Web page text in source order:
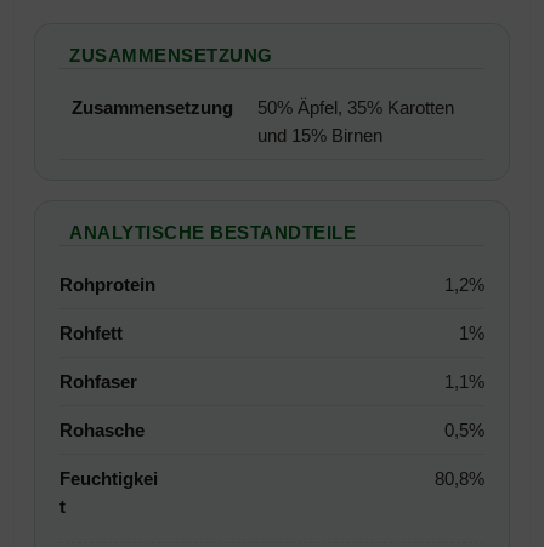
ZUSAMMENSETZUNG
Zusammensetzung
50% Äpfel, 35% Karotten
und 15% Birnen
ANALYTISCHE BESTANDTEILE
Rohprotein 1,2%
Rohfett 1%
Rohfaser 1,1%
Rohasche 0,5%
Feuchtigkei
t
80,8%